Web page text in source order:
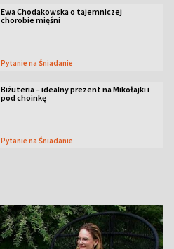
Ewa Chodakowska o tajemniczej
chorobie mięśni
Pytanie na Śniadanie
Biżuteria – idealny prezent na Mikołajki i
pod choinkę
Pytanie na Śniadanie